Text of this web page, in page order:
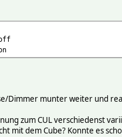
Dimmer munter weiter und
zum CUL verschiedenst
mit dem Cube? Konnte es